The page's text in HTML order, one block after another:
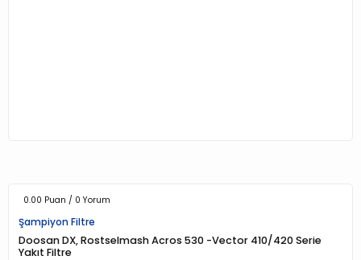
0.00 Puan / 0 Yorum
Şampiyon Filtre
Doosan DX, Rostselmash Acros 530 -Vector 410/420 Serie
Yakıt Filtre